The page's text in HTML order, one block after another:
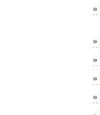
»
»
»
»
»